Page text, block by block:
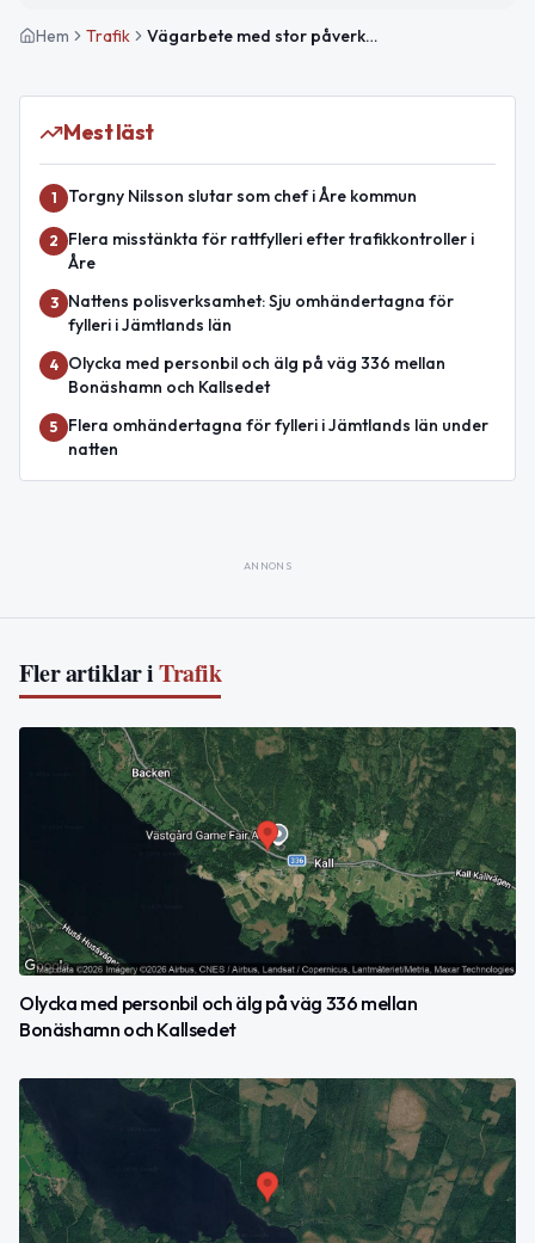
Hem Trafik Vägarbete med stor påverkan på E14 mellan Undersåkers Kyrka och Hålland avslutat
Mest läst
1 Torgny Nilsson slutar som chef i Åre kommun
2
Flera misstänkta för rattfylleri efter trafikkontroller i
Åre
3
Nattens polisverksamhet: Sju omhändertagna för
fylleri i Jämtlands län
4
Olycka med personbil och älg på väg 336 mellan
Bonäshamn och Kallsedet
5
Flera omhändertagna för fylleri i Jämtlands län under
natten
ANNONS
Fler artiklar iTrafik
Olycka med personbil och älg på väg 336 mellan
Bonäshamn och Kallsedet